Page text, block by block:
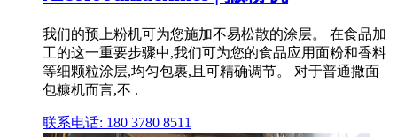
我们的预上粉机可为您施加不易松散的涂层。 在食品加
工的这一重要步骤中,我们可为您的食品应用面粉和香料
等细颗粒涂层,均匀包裹,且可精确调节。 对于普通撒面
包糠机而言,不 .
联系电话: 180 3780 8511